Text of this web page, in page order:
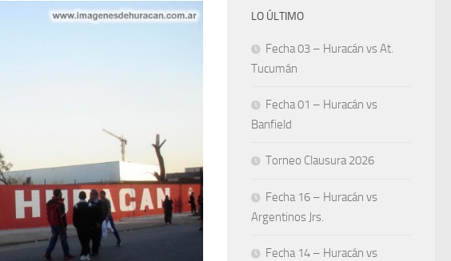
LO ÚLTIMO
Fecha 03 – Huracán vs At.
Tucumán
Fecha 01 – Huracán vs
Banfield
Torneo Clausura 2026
Fecha 16 – Huracán vs
Argentinos Jrs.
Fecha 14 – Huracán vs